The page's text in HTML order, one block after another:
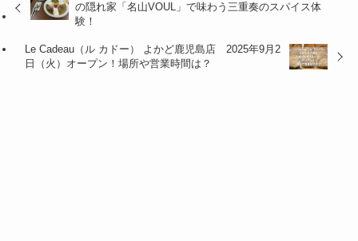
の隠れ家「名山VOUL」で味わう三重奏のスパイス体
験！
Le Cadeau（ル カドー） よかど鹿児島店 2025年9月2
日（火）オープン！場所や営業時間は？